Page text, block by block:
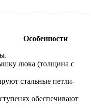
люка (толщина с
стальные петли-
обеспечивают